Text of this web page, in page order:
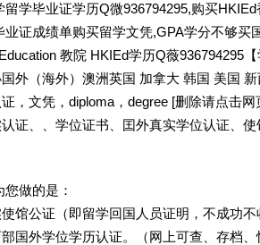
留学毕业证学历Q微936794295,购买
业证成绩单购买留学文凭,GPA学分不够买
教院 HKIEd学历Q薇936794295
外（海外）澳洲英国 加拿大 韩国 美国
，文凭，diploma，degree [删除请点击
证、、学位证书、囯外真实学位认证、
做的是：
馆公证（即留学回国人员证明，不成功
国外学位学历认证。（网上可查、存档